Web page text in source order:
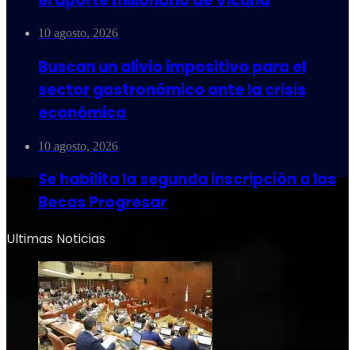
10 agosto, 2026
Buscan un alivio impositivo para el
sector gastronómico ante la crisis
económica
10 agosto, 2026
Se habilita la segunda inscripción a las
Becas Progresar
Ultimas Noticias